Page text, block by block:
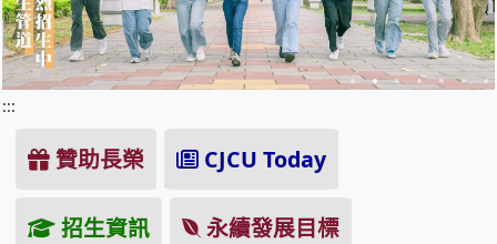
:::
贊助長榮 CJCU Today
招生資訊 永續發展目標